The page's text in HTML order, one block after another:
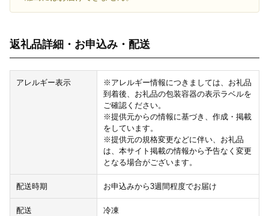
返礼品詳細・お申込み・配送
アレルギー表示
※アレルギー情報につきましては、お礼品
到着後、お礼品の包装容器の表示ラベルを
ご確認ください。
※提供元からの情報に基づき、作成・掲載
をしています。
※提供元の規格変更などに伴い、お礼品
は、本サイト掲載の情報から予告なく変更
となる場合がございます。
配送時期 お申込みから3週間程度でお届け
配送 冷凍